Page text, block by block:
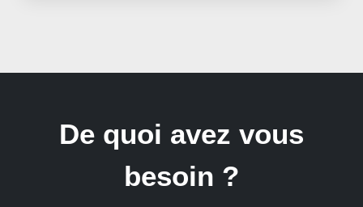
De quoi avez vous
besoin ?